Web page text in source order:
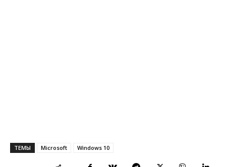
ТЕМЫ Microsoft Windows 10